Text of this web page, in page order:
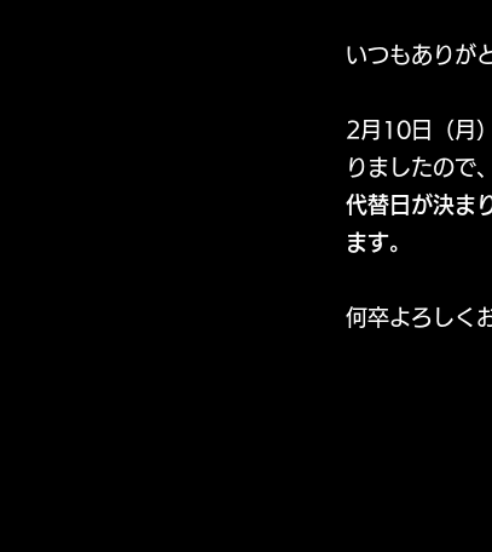
いつもありが
2月10日（月
りましたので、
代替日が決ま
ます。
何卒よろしく